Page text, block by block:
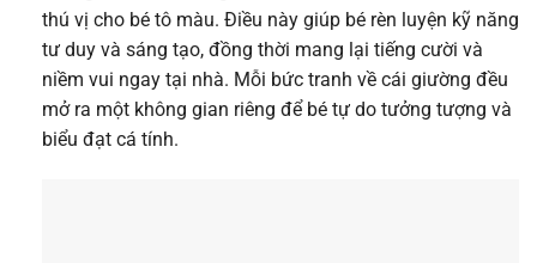
thú vị cho bé tô màu. Điều này giúp bé rèn luyện kỹ năng
tư duy và sáng tạo, đồng thời mang lại tiếng cười và
niềm vui ngay tại nhà. Mỗi bức tranh về cái giường đều
mở ra một không gian riêng để bé tự do tưởng tượng và
biểu đạt cá tính.